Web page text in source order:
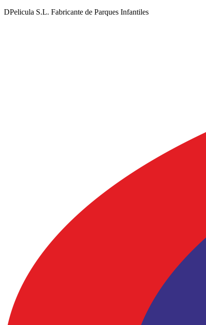
DPelicula S.L. Fabricante de Parques Infantiles